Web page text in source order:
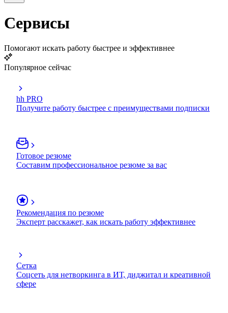
Сервисы
Помогают искать работу быстрее и эффективнее
Популярное сейчас
hh PRO
Получите работу быстрее с преимуществами подписки
Готовое резюме
Составим профессиональное резюме за вас
Рекомендация по резюме
Эксперт расскажет, как искать работу эффективнее
Сетка
Соцсеть для нетворкинга в ИТ, диджитал и креативной
сфере